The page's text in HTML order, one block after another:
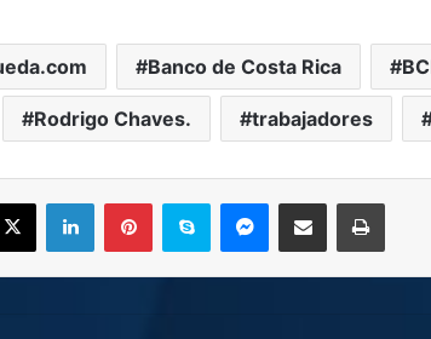
Banco de Costa Rica
Rodrigo Chaves. trabajadores
X LinkedInPinterestSkype MessengerCompartir por correo electrónico